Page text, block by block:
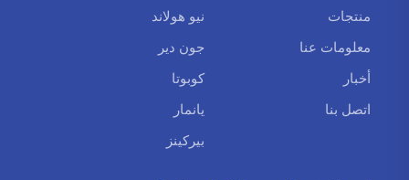
منتجات
معلومات عنا
أخبار
اتصل بنا
نيو هولاند
جون دير
كوبوتا
يانمار
بيركينز